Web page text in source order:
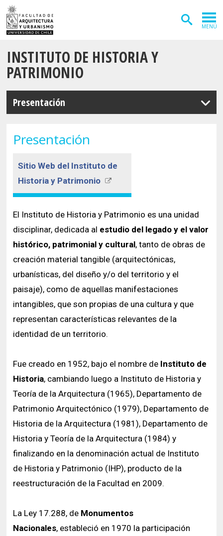
MENÚ
ADMISIÓN
DEPARTAMENTOS
Arquitectura
Geografía
Urbanismo
INSTITUTOS
Historia y Patrimonio
Estudiantes
Académicos
Funcionarios
Egresados
INSTITUTO DE HISTORIA Y
PATRIMONIO
Presentación
Presentación
Sitio Web del Instituto de
Historia y Patrimonio
El Instituto de Historia y Patrimonio es una unidad
disciplinar, dedicada al estudio del legado y el valor
histórico, patrimonial y cultural, tanto de obras de
creación material tangible (arquitectónicas,
urbanísticas, del diseño y/o del territorio y el
paisaje), como de aquellas manifestaciones
intangibles, que son propias de una cultura y que
representan características relevantes de la
identidad de un territorio.
Fue creado en 1952, bajo el nombre de Instituto de
Historia, cambiando luego a Instituto de Historia y
Teoría de la Arquitectura (1965), Departamento de
Patrimonio Arquitectónico (1979), Departamento de
Historia de la Arquitectura (1981), Departamento de
Historia y Teoría de la Arquitectura (1984) y
finalizando en la denominación actual de Instituto
de Historia y Patrimonio (IHP), producto de la
reestructuración de la Facultad en 2009.
La Ley 17.288, de Monumentos
Nacionales, estableció en 1970 la participación